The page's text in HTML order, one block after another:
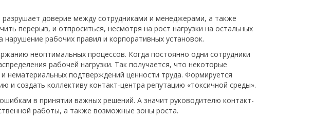
доверие между сотрудниками и менеджерами, а также
перерыв, и отпроситься, несмотря на рост нагрузки на остальных
рабочих правил и корпоративных установок.
неоптимальных процессов. Когда постоянно одни сотрудники
рабочей нагрузки. Так получается, что некоторые
нематериальных подтверждений ценности труда. Формируется
и создать коллективу контакт-центра репутацию «токсичной среды».
в принятии важных решений. А значит руководителю контакт-
работы, а также возможные зоны роста.